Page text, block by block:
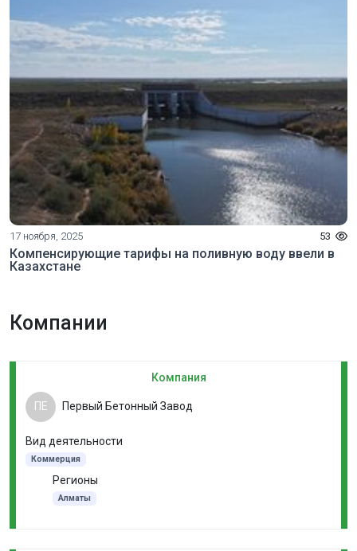
17 ноября, 2025 53
Компенсирующие тарифы на поливную воду ввели в
Казахстане
Компании
Компания
ПЕ Первый Бетонный Завод
Вид деятельности
Коммерция
Регионы
Алматы